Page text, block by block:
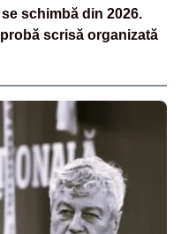
schimbă din 2026.
scrisă organizată